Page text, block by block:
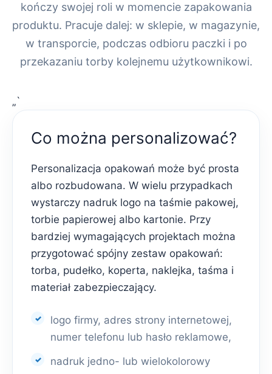
kończy swojej roli w momencie zapakowania
produktu. Pracuje dalej: w sklepie, w magazynie,
w transporcie, podczas odbioru paczki i po
przekazaniu torby kolejnemu użytkownikowi.
„`
Co można personalizować?
Personalizacja opakowań może być prosta
albo rozbudowana. W wielu przypadkach
wystarczy nadruk logo na taśmie pakowej,
torbie papierowej albo kartonie. Przy
bardziej wymagających projektach można
przygotować spójny zestaw opakowań:
torba, pudełko, koperta, naklejka, taśma i
materiał zabezpieczający.
logo firmy, adres strony internetowej,
numer telefonu lub hasło reklamowe,
nadruk jedno- lub wielokolorowy